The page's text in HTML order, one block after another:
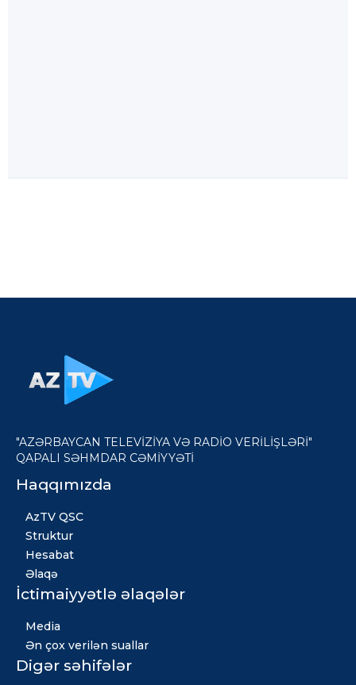
"AZƏRBAYCAN TELEVİZİYA VƏ RADİO VERİLİŞLƏRİ"
QAPALI SƏHMDAR CƏMİYYƏTİ
Haqqımızda
AzTV QSC
Struktur
Hesabat
Əlaqə
İctimaiyyətlə əlaqələr
Media
Ən çox verilən suallar
Digər səhifələr